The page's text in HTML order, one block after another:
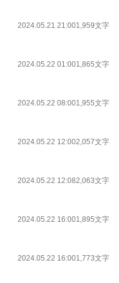
2024.05.21 21:001,959文字
2024.05.22 01:001,865文字
2024.05.22 08:001,955文字
2024.05.22 12:002,057文字
2024.05.22 12:082,063文字
2024.05.22 16:001,895文字
2024.05.22 16:001,773文字